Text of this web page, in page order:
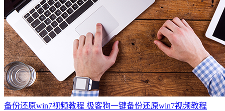
备份还原win7视频教程 极客狗一键备份还原win7视频教程